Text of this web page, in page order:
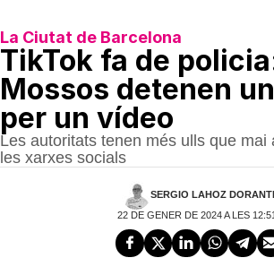
La Ciutat de Barcelona
TikTok fa de
Mossos detenen
per un vídeo
Les autoritats tenen més ulls que mai
les xarxes socials
SERGIO LAHOZ
22 DE GENER DE 2024 A LES